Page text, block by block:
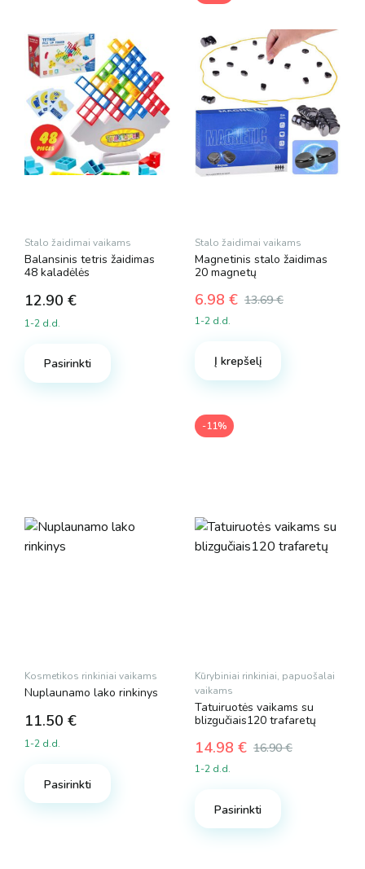
Stalo žaidimai vaikams
Balansinis tetris žaidimas
48 kaladėlės
12.90 €
1-2 d.d.
Pasirinkti
Stalo žaidimai vaikams
Magnetinis stalo žaidimas
20 magnetų
13.69€
Original
price
13.69 €.
6.98 €
Current
price
6.98 €.
1-2 d.d.
Į krepšelį
Kosmetikos rinkiniai vaikams
Nuplaunamo lako rinkinys
11.50 €
1-2 d.d.
Pasirinkti
-11%
Kūrybiniai rinkiniai, papuošalai
vaikams
Tatuiruotės vaikams su
blizgučiais120 trafaretų
16.90€
Original
price
16.90 €.
14.98 €
Current
price
14.98 €.
1-2 d.d.
Pasirinkti